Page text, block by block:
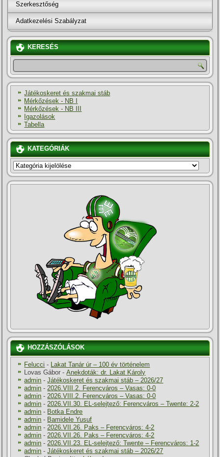
Szerkesztőség
Adatkezelési Szabályzat
KERESÉS
Játékoskeret és szakmai stáb
Mérkőzések - NB I
Mérkőzések - NB III
Igazolások
Tabella
KATEGÓRIÁK
KATEGÓRIÁK
HOZZÁSZÓLÁSOK
Felucci - Lakat Tanár úr – 100 év történelem
Lovas Gábor -Anekdoták: dr. Lakat Károly
admin -Játékoskeret és szakmai stáb – 2026/27
admin -2026.VIII.2. Ferencváros – Vasas: 0-0
admin -2026.VIII.2. Ferencváros – Vasas: 0-0
admin -2026.VII.30. EL-selejtező: Ferencváros – Twente: 2-2
admin - Botka Endre
admin - Bamidele Yusuf
admin -2026.VII.26. Paks – Ferencváros: 4-2
admin -2026.VII.26. Paks – Ferencváros: 4-2
admin -2026.VII.23. EL-selejtező: Twente – Ferencváros: 1-2
admin -Játékoskeret és szakmai stáb – 2026/27